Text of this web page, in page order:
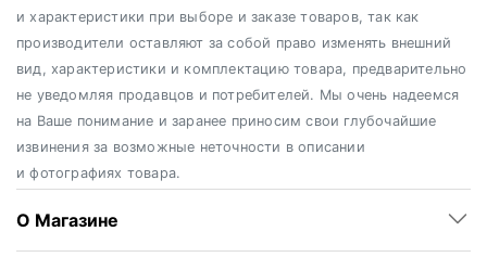
и характеристики при выборе и заказе товаров, так как
производители оставляют за собой право изменять внешний
вид, характеристики и комплектацию товара, предварительно
не уведомляя продавцов и потребителей. Мы очень надеемся
на Ваше понимание и заранее приносим свои глубочайшие
извинения за возможные неточности в описании
и фотографиях товара.
О Магазине